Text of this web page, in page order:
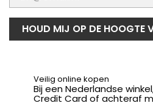
HOUD MIJ OP DE HOOGTE
Veilig online kopen
Bij een Nederlandse
Credit Card of achteraf